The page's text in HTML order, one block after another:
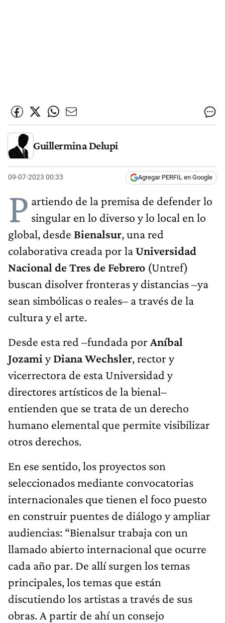
Guillermina Delupi
09-07-2023 00:33 Agregar PERFIL en Google
P artiendo de la premisa de defender lo
singular en lo diverso y lo local en lo
global, desde Bienalsur, una red
colaborativa creada por laUniversidad
Nacional de Tres de Febrero (Untref)
buscan disolver fronteras y distancias –ya
sean simbólicas o reales– a través de la
cultura y el arte.
Desde esta red –fundada por Aníbal
Jozami yDiana Wechsler, rector y
vicerrectora de esta Universidad y
directores artísticos de la bienal–
entienden que se trata de un derecho
humano elemental que permite visibilizar
otros derechos.
En ese sentido, los proyectos son
seleccionados mediante convocatorias
internacionales que tienen el foco puesto
en construir puentes de diálogo y ampliar
audiencias: “Bienalsur trabaja con un
llamado abierto internacional que ocurre
cada año par. De allí surgen los temas
principales, los temas que están
discutiendo los artistas a través de sus
obras. A partir de ahí un consejo